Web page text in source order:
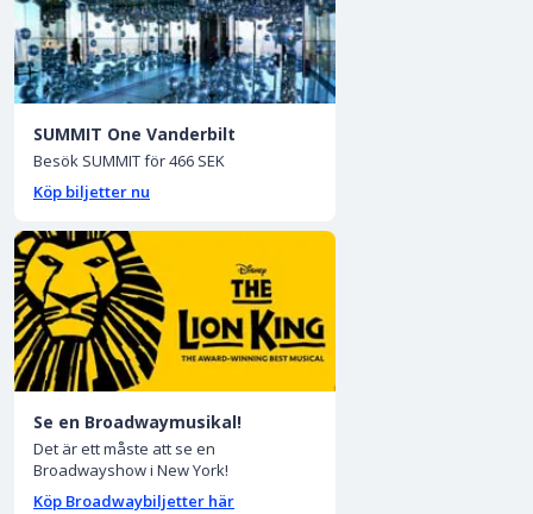
SUMMIT One Vanderbilt
Besök SUMMIT för 466 SEK
Köp biljetter nu
Se en Broadwaymusikal!
Det är ett måste att se en
Broadwayshow i New York!
Köp Broadwaybiljetter här